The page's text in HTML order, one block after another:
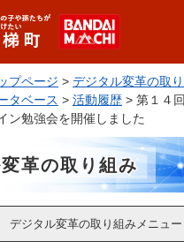
メニューを飛ばして本文へ
プページ > デジタル変革の取
タベース > 活動履歴 > 第１４
ン勉強会を開催しました
革の取り組み
デジタル変革の取り組みメニュー